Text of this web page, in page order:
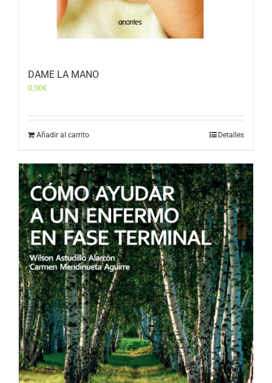
DAME LA MANO
0,00€
Añadir al carrito Detalles